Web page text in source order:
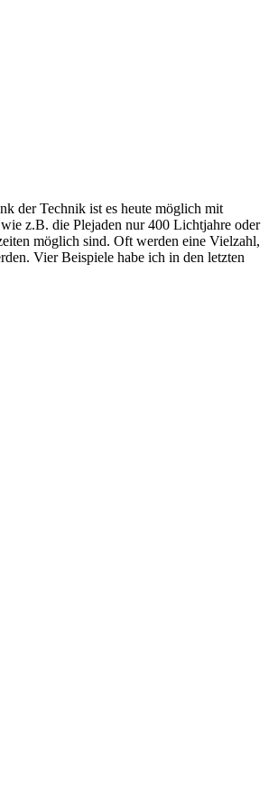
der Technik ist es heute möglich mit
z.B. die Plejaden nur 400 Lichtjahre oder
möglich sind. Oft werden eine Vielzahl,
Vier Beispiele habe ich in den letzten